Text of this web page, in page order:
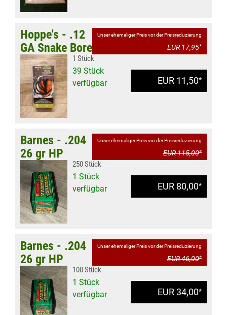
Unser ehemaliger Preis vor der Preisreduzierung
EUR 17,95*
EUR 11,50*
Hoppe's - .12
GA Snake Bore
1 Stück
39 Stück
verfügbar
Unser ehemaliger Preis vor der Preisreduzierung
EUR 115,00*
EUR 80,00*
Barnes - .204
26 gr HP
250 Stück
1 Stück
verfügbar
Unser ehemaliger Preis vor der Preisreduzierung
EUR 46,00*
EUR 34,00*
Barnes - .204
26 gr HP
100 Stück
1 Stück
verfügbar